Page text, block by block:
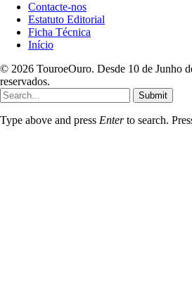
Contacte-nos
Estatuto Editorial
Ficha Técnica
Início
© 2026 TouroeOuro. Desde 10 de Junho
reservados.
Submit
Type above and press Enterto search.